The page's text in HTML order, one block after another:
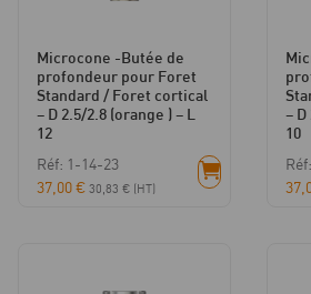
Microcone -Butée de
profondeur pour Foret
Standard / Foret cortical
– D 2.5/2.8 (orange ) – L
12
Réf: 1-14-23
37,00€ 30,83 € (HT)
–
10